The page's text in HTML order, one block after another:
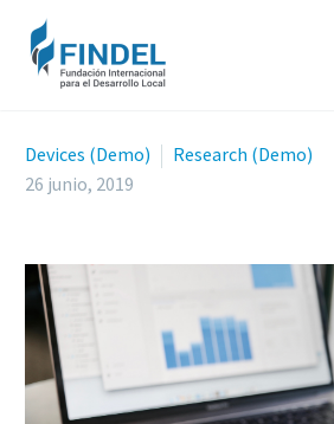
Devices (Demo)
Research (Demo)
26 junio, 2019